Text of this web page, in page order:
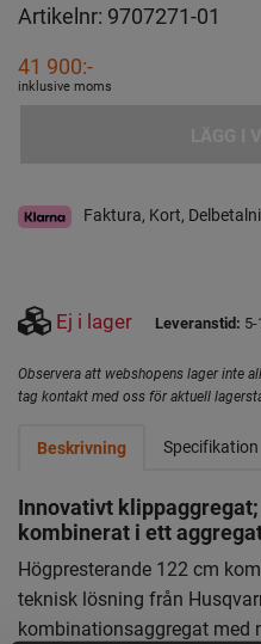
Artikelnr: 9707271-01
41 900:-
inklusive moms
Faktura, Kort,
Ej i lager Leveranstid:
Observera att webshopens lager inte
tag kontakt med oss för aktuell
Beskrivning Specifikation
Innovativt
kombinerat i ett
Högpresterande 122 cm
teknisk lösning från
kombinationsaggregat med